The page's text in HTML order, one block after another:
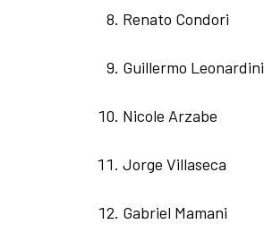
Renato Condori
Guillermo Leonardini
Nicole Arzabe
Jorge Villaseca
Gabriel Mamani